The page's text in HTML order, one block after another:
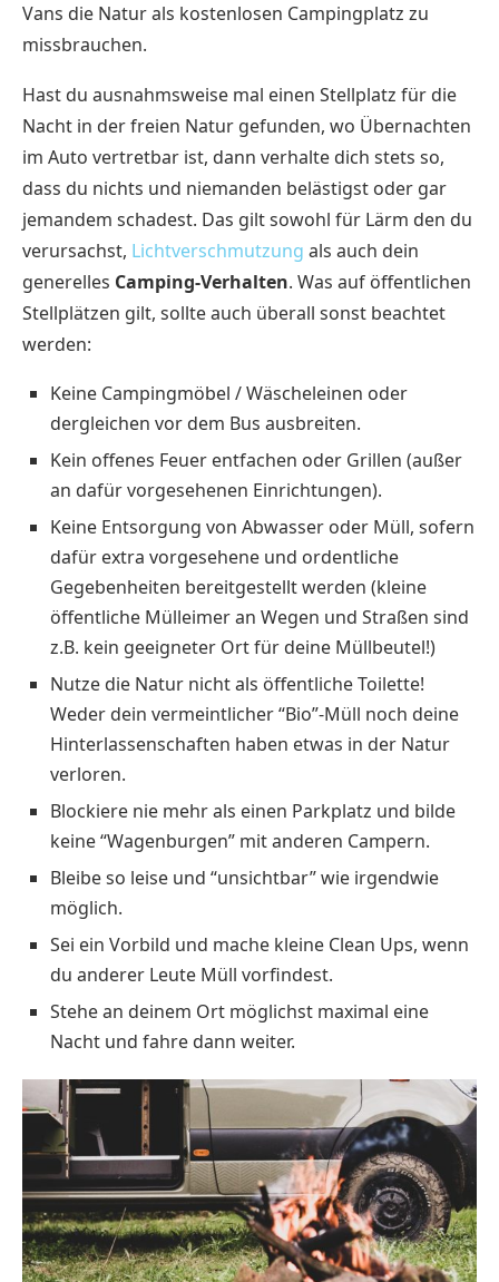
Vans die Natur als kostenlosen Campingplatz zu
missbrauchen.
Hast du ausnahmsweise mal einen Stellplatz für die
Nacht in der freien Natur gefunden, wo Übernachten
im Auto vertretbar ist, dann verhalte dich stets so,
dass du nichts und niemanden belästigst oder gar
jemandem schadest. Das gilt sowohl für Lärm den du
verursachst, Lichtverschmutzung als auch dein
generelles Camping-Verhalten. Was auf öffentlichen
Stellplätzen gilt, sollte auch überall sonst beachtet
werden:
Keine Campingmöbel / Wäscheleinen oder
dergleichen vor dem Bus ausbreiten.
Kein offenes Feuer entfachen oder Grillen (außer
an dafür vorgesehenen Einrichtungen).
Keine Entsorgung von Abwasser oder Müll, sofern
dafür extra vorgesehene und ordentliche
Gegebenheiten bereitgestellt werden (kleine
öffentliche Mülleimer an Wegen und Straßen sind
z.B. kein geeigneter Ort für deine Müllbeutel!)
Nutze die Natur nicht als öffentliche Toilette!
Weder dein vermeintlicher “Bio”-Müll noch deine
Hinterlassenschaften haben etwas in der Natur
verloren.
Blockiere nie mehr als einen Parkplatz und bilde
keine “Wagenburgen” mit anderen Campern.
Bleibe so leise und “unsichtbar” wie irgendwie
möglich.
Sei ein Vorbild und mache kleine Clean Ups, wenn
du anderer Leute Müll vorfindest.
Stehe an deinem Ort möglichst maximal eine
Nacht und fahre dann weiter.